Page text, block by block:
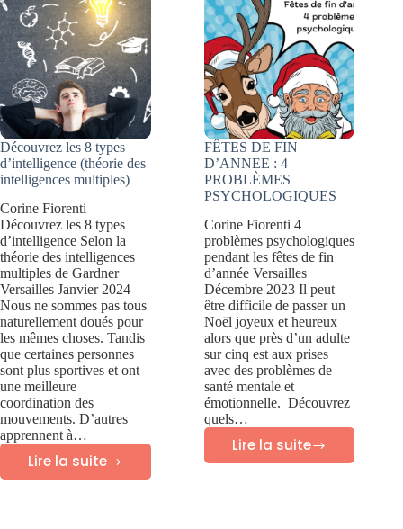
?
troubles
de
stress
post
traumatique
?
Découvrez les 8 types
d’intelligence (théorie des
intelligences multiples)
Corine Fiorenti
Découvrez les 8 types
d’intelligence Selon la
théorie des intelligences
multiples de Gardner
Versailles Janvier 2024
Nous ne sommes pas tous
naturellement doués pour
les mêmes choses. Tandis
que certaines personnes
sont plus sportives et ont
une meilleure
coordination des
mouvements. D’autres
apprennent à…
Lire la suite
FÊTES DE FIN
D’ANNEE : 4
PROBLÈMES
PSYCHOLOGIQUES
Corine Fiorenti 4
problèmes psychologiques
pendant les fêtes de fin
d’année Versailles
Décembre 2023 Il peut
être difficile de passer un
Noël joyeux et heureux
alors que près d’un adulte
sur cinq est aux prises
avec des problèmes de
santé mentale et
émotionnelle. Découvrez
quels…
Lire la suite